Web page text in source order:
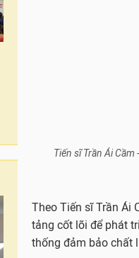
Tiến sĩ Trần Ái
Theo Tiến sĩ Trần Ái
tảng cốt lõi để phát
thống đảm bảo chất